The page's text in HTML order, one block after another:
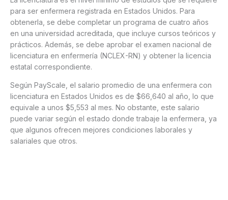
para ser enfermera registrada en Estados Unidos. Para
obtenerla, se debe completar un programa de cuatro años
en una universidad acreditada, que incluye cursos teóricos y
prácticos. Además, se debe aprobar el examen nacional de
licenciatura en enfermería (NCLEX-RN) y obtener la licencia
estatal correspondiente.
Según PayScale, el salario promedio de una enfermera con
licenciatura en Estados Unidos es de $66,640 al año, lo que
equivale a unos $5,553 al mes. No obstante, este salario
puede variar según el estado donde trabaje la enfermera, ya
que algunos ofrecen mejores condiciones laborales y
salariales que otros.